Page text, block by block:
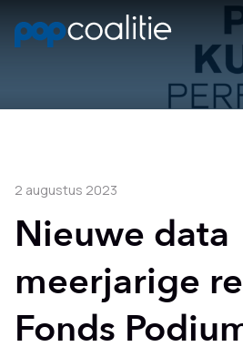
2 augustus 2023
Nieuwe data
meerjarige
Fonds